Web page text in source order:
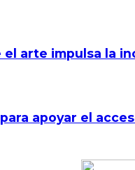
el arte impulsa la
apoyar el